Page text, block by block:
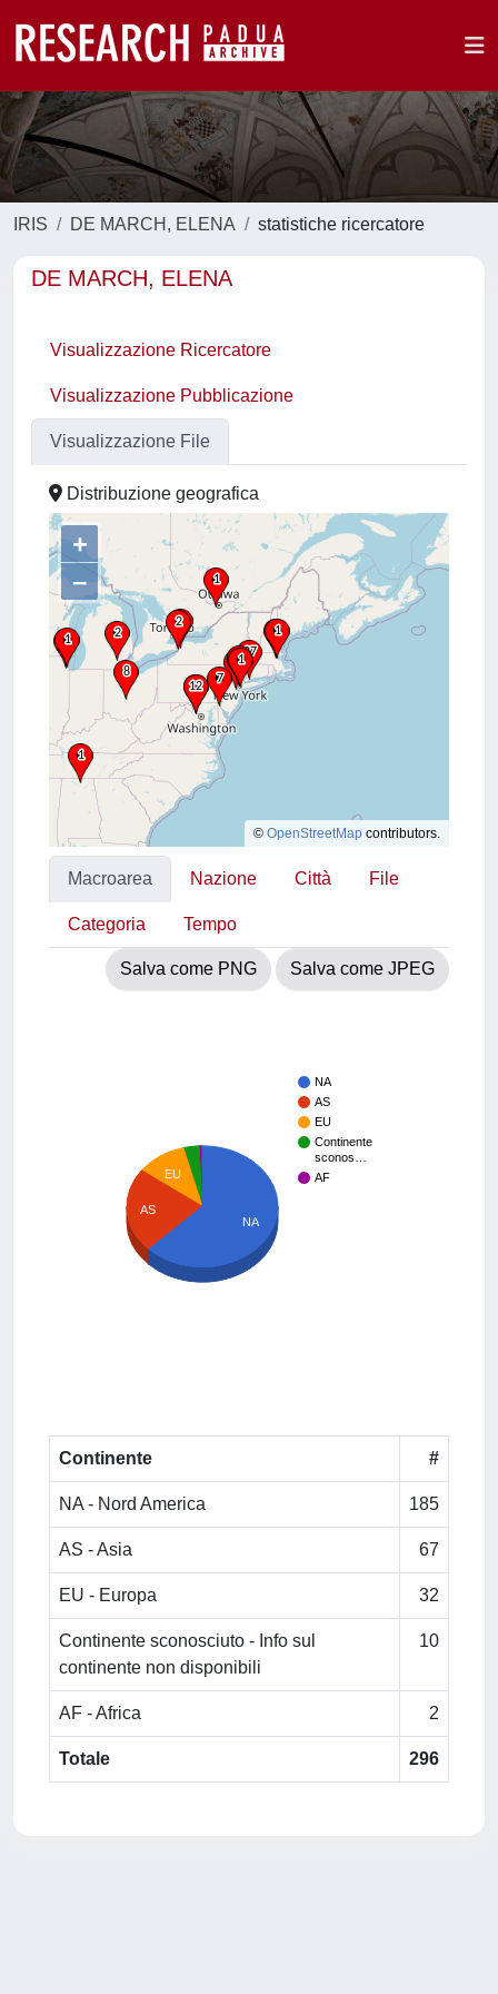
IRIS DE MARCH, ELENA statistiche ricercatore
DE MARCH, ELENA
Visualizzazione Ricercatore
Visualizzazione Pubblicazione
Visualizzazione File
Distribuzione geografica
+
–
© OpenStreetMap contributors.
Macroarea Nazione Città File
Categoria Tempo
Salva come PNG Salva come JPEG
NA
AS
EU
Continente
sconos…
AF
EU
AS
NA
Continente #
NA - Nord America 185
AS - Asia 67
EU - Europa 32
Continente sconosciuto - Info sul
continente non disponibili
10
AF - Africa 2
Totale 296